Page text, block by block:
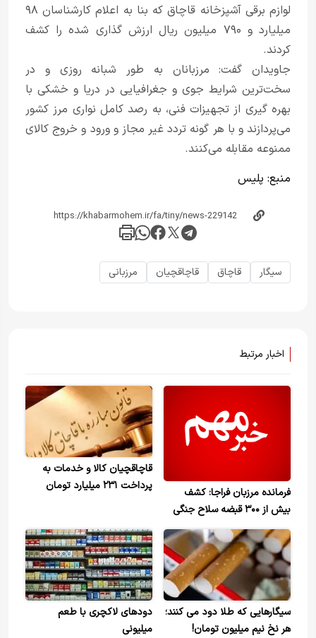
لوازم برقی آشپزخانه قاچاق که بنا به اعلام کارشناسان ۹۸
میلیارد و ۷۹۰ میلیون ریال ارزش گذاری شده را کشف
کردند.
جاویدان گفت: مرزبانان به طور شبانه روزی و در
سخت‌ترین شرایط جوی و جغرافیایی در دریا و خشکی با
بهره گیری از تجهیزات فنی، به رصد کامل نواری مرز کشور
می‌پردازند و با هر گونه تردد غیر مجاز و ورود و خروج کالای
ممنوعه مقابله می‌کنند.
منبع: پلیس
سیگار قاچاق قاچاقچیان مرزبانی
اخبار مرتبط
فرمانده مرزبان فراجا: کشف
بیش از ۳۰۰ قبضه سلاح جنگی
توسط مرزبانان فراجا+ویدیو
قاچاقچیان کالا و خدمات به
پرداخت ۲۳۱ میلیارد تومان
سیگارهایی که طلا دود می کنند؛
هر نخ نیم میلیون تومان!
دود‌های لاکچری با طعم
میلیونی